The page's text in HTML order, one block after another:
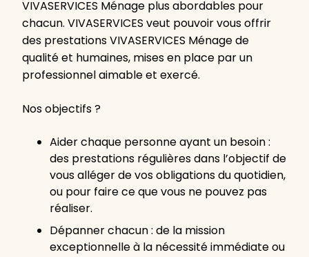
VIVASERVICES Ménage plus abordables pour
chacun. VIVASERVICES veut pouvoir vous offrir
des prestations VIVASERVICES Ménage de
qualité et humaines, mises en place par un
professionnel aimable et exercé.
Nos objectifs ?
Aider chaque personne ayant un besoin :
des prestations régulières dans l’objectif de
vous alléger de vos obligations du quotidien,
ou pour faire ce que vous ne pouvez pas
réaliser.
Dépanner chacun : de la mission
exceptionnelle à la nécessité immédiate ou